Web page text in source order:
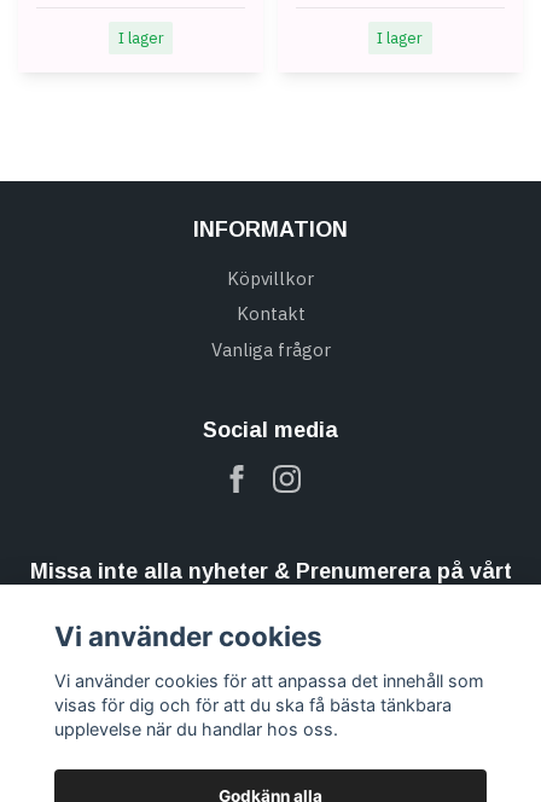
I lager I lager
INFORMATION
Köpvillkor
Kontakt
Vanliga frågor
Social media
Missa inte alla nyheter & Prenumerera på vårt
Vi använder cookies
Vi använder cookies för att anpassa det innehåll som
visas för dig och för att du ska få bästa tänkbara
upplevelse när du handlar hos oss.
Godkänn alla